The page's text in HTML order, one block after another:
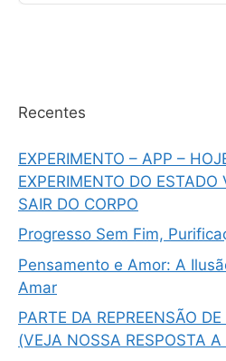
Recentes
EXPERIMENTO – APP –
EXPERIMENTO DO
SAIR DO CORPO
Progresso Sem Fim,
Pensamento e Amor: A
Amar
PARTE DA REPREENSÃO
(VEJA NOSSA RESPOSTA A